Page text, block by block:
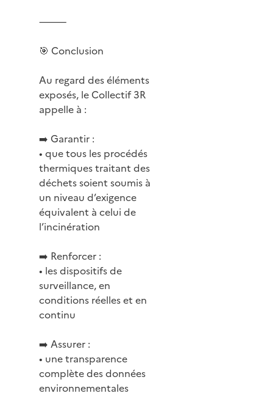
⸻
🎯 Conclusion
Au regard des éléments
exposés, le Collectif 3R
appelle à :
➡️ Garantir :
• que tous les procédés
thermiques traitant des
déchets soient soumis à
un niveau d’exigence
équivalent à celui de
l’incinération
➡️ Renforcer :
• les dispositifs de
surveillance, en
conditions réelles et en
continu
➡️ Assurer :
• une transparence
complète des données
environnementales